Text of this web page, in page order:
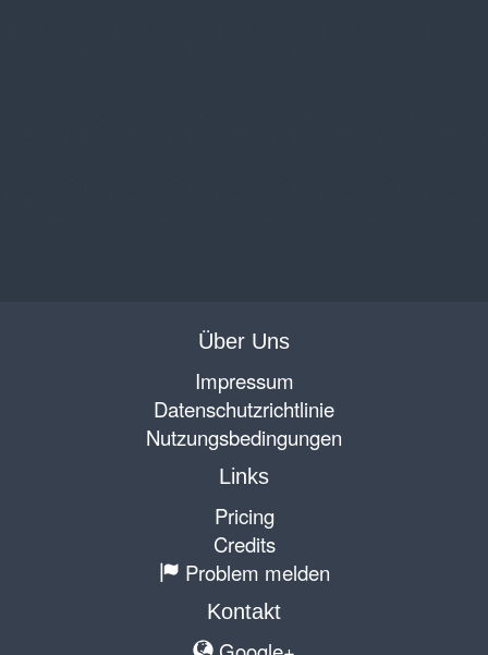
Über Uns
Impressum
Datenschutzrichtlinie
Nutzungsbedingungen
Links
Pricing
Credits
Problem melden
Kontakt